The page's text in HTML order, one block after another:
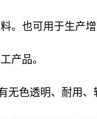
。也可用于生产
产品。
无色透明、耐用